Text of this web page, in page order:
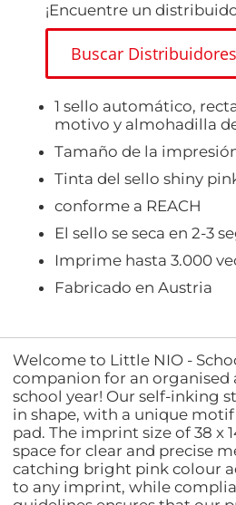
¡Encuentre un
Buscar Distribuidores
1 sello automático,
motivo y almohadilla
Tamaño de la
Tinta del sello shiny
conforme a REACH
El sello se seca en 2-3
Imprime hasta 3.000
Fabricado en Austria
Welcome to Little NIO -
companion for an organised
school year! Our self-inking
in shape, with a unique
pad. The imprint size of 38 x
space for clear and precise
catching bright pink colour
to any imprint, while